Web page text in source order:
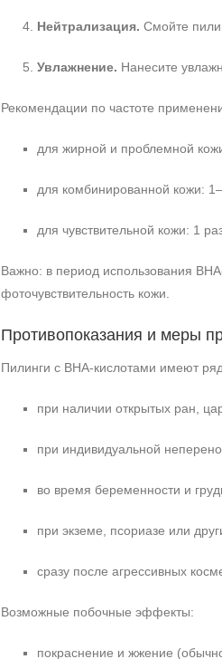
Нейтрализация. Смойте
Увлажнение. Нанесите
Рекомендации по частоте
для жирной и проблемной
для комбинированной кожи:
для чувствительной кожи: 1
Важно: в период использования
фоточувствительность кожи.
Противопоказания и меры
Пилинги с BHA‑кислотами имеют
при наличии открытых ран,
при индивидуальной
во время беременности и
при экземе, псориазе или
сразу после агрессивных
Возможные побочные эффекты:
покраснение и жжение